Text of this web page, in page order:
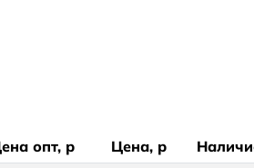
опт, р Цена, р